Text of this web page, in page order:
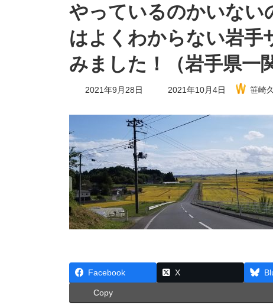
やっているのかいない
はよくわからない岩手
みました！（岩手県一
2021年9月28日
最
終
新
日
時
2021年10月4日 笹崎
Facebook X
Copy